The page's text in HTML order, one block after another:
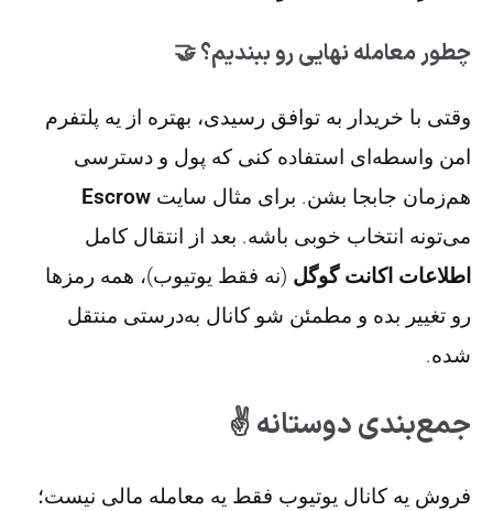
چطور معامله نهایی رو ببندیم؟ 🤝
وقتی با خریدار به توافق رسیدی، بهتره از یه پلتفرم
امن واسطه‌ای استفاده کنی که پول و دسترسی
هم‌زمان جابجا بشن. برای مثال سایت Escrow
می‌تونه انتخاب خوبی باشه. بعد از انتقال کامل
اطلاعات اکانت گوگل (نه فقط یوتیوب)، همه رمزها
رو تغییر بده و مطمئن شو کانال به‌درستی منتقل
شده.
جمع‌بندی دوستانه ✌️
فروش یه کانال یوتیوب فقط یه معامله مالی نیست؛